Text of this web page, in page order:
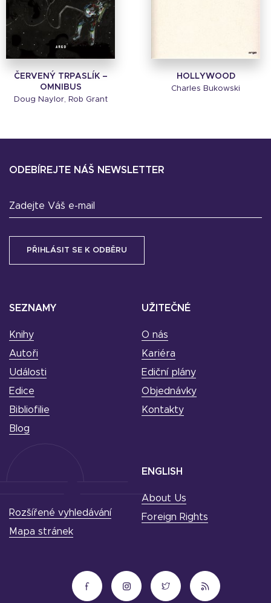
ČERVENÝ TRPASLÍK –
OMNIBUS
Doug Naylor, Rob Grant
HOLLYWOOD
Charles Bukowski
SEZNAMY
Knihy
Autoři
Události
Edice
Bibliofilie
Blog
UŽITEČNÉ
O nás
Kariéra
Ediční plány
Objednávky
Kontakty
ODEBÍREJTE NÁŠ NEWSLETTER
Zadejte Váš e-mail
ENGLISH
About Us
Foreign Rights
Rozšířené vyhledávání
Mapa stránek